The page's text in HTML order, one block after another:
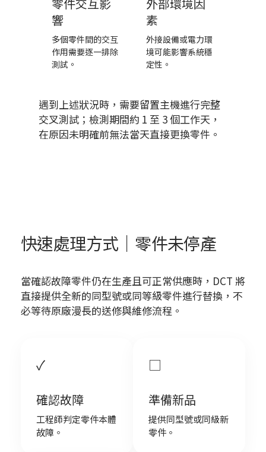
響
多個零件間的交互
作用需要逐一排除
測試。
素
外接設備或電力環
境可能影響系統穩
定性。
遇到上述狀況時，需要留置主機進行完整
交叉測試；檢測期間約 1 至 3 個工作天，
在原因未明確前無法當天直接更換零件。
快速處理方式｜零件未停產
當確認故障零件仍在生產且可正常供應時，DCT 將
直接提供全新的同型號或同等級零件進行替換，不
必等待原廠漫長的送修與維修流程。
✓
確認故障
工程師判定零件本體
故障。
□
準備新品
提供同型號或同級新
零件。